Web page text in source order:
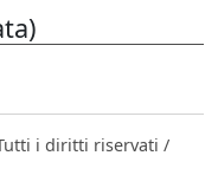
i diritti riservati /